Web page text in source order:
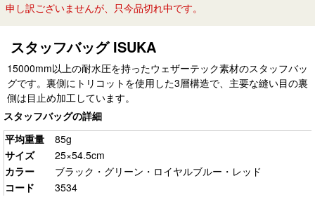
申し訳ございませんが、只今品切れ中です。
スタッフバッグ ISUKA
15000mm以上の耐水圧を持ったウェザーテック素材のスタッフバッ
グです。裏側にトリコットを使用した3層構造で、主要な縫い目の裏
側は目止め加工しています。
スタッフバッグの詳細
平均重量
85g
サイズ
25×54.5cm
カラー
ブラック・グリーン・ロイヤルブルー・レッド
コード
3534